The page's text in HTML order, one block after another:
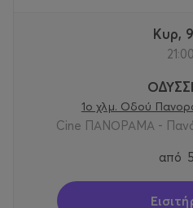
Κυρ,
21:00
1ο χλμ. Οδού
Cine ΠΑΝΟΡΑΜΑ -
από